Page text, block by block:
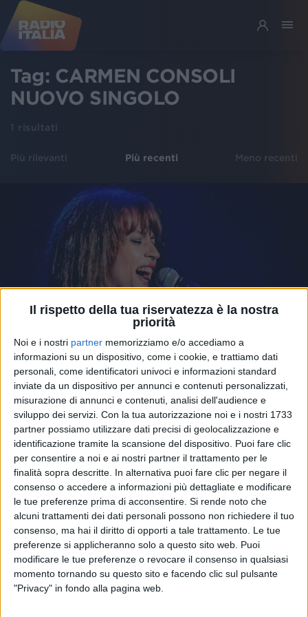
Il rispetto della tua riservatezza è la nostra
priorità
Noi e i nostri partner memorizziamo e/o accediamo a
informazioni su un dispositivo, come i cookie, e trattiamo dati
personali, come identificatori univoci e informazioni standard
inviate da un dispositivo per annunci e contenuti personalizzati,
misurazione di annunci e contenuti, analisi dell'audience e
sviluppo dei servizi. Con la tua autorizzazione noi e i nostri 1733
partner possiamo utilizzare dati precisi di geolocalizzazione e
identificazione tramite la scansione del dispositivo. Puoi fare clic
per consentire a noi e ai nostri partner il trattamento per le
finalità sopra descritte. In alternativa puoi fare clic per negare il
consenso o accedere a informazioni più dettagliate e modificare
le tue preferenze prima di acconsentire. Si rende noto che
alcuni trattamenti dei dati personali possono non richiedere il tuo
consenso, ma hai il diritto di opporti a tale trattamento. Le tue
preferenze si applicheranno solo a questo sito web. Puoi
modificare le tue preferenze o revocare il consenso in qualsiasi
momento tornando su questo sito e facendo clic sul pulsante
"Privacy" in fondo alla pagina web.
Tag: CARMEN CONSOLI
NUOVO SINGOLO
1 risultati
Più rilevanti Più recenti Meno recenti
NUOVA USCITA 02 set 2021
Carmen Consoli: i primi versi del nuovo
singolo “Una domenica al mare”
Il brano anticipa il nuovo album di inediti “Volevo
fare la rockstar”: ecco la tracklist
Chi siamo